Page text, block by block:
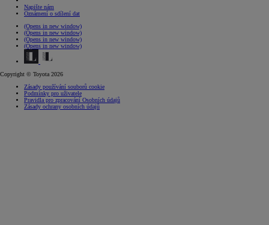
Napište nám
Oznámení o sdílení dat
(Opens in new window)
(Opens in new window)
(Opens in new window)
(Opens in new window)
Copyright © Toyota 2026
Zásady používání souborů cookie
Podmínky pro uživatele
Pravidla pro zpracování Osobních údajů
Zásady ochrany osobních údajů